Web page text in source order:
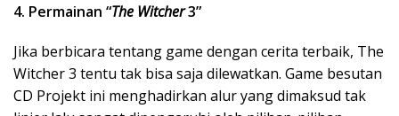
4. Permainan “The Witcher3”
Jika berbicara tentang game dengan cerita terbaik, The
Witcher 3 tentu tak bisa saja dilewatkan. Game besutan
CD Projekt ini menghadirkan alur yang dimaksud tak